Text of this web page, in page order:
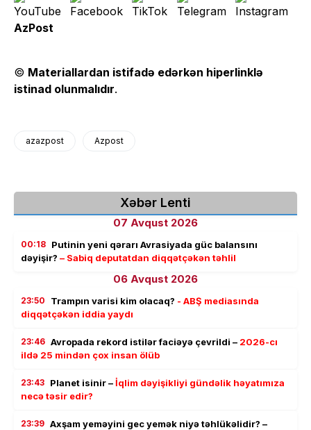
AzPost
© Materiallardan istifadə edərkən hiperlinklə
istinad olunmalıdır.
azazpost Azpost
Xəbər Lenti
07 Avqust 2026
00:18 Putinin yeni qərarı Avrasiyada güc balansını
dəyişir? – Sabiq deputatdan diqqətçəkən təhlil
06 Avqust 2026
23:50 Trampın varisi kim olacaq? - ABŞ mediasında
diqqətçəkən iddia yaydı
23:46 Avropada rekord istilər faciəyə çevrildi – 2026-cı
ildə 25 mindən çox insan ölüb
23:43 Planet isinir –İqlim dəyişikliyi gündəlik həyatımıza
necə təsir edir?
23:39 Axşam yeməyini gec yemək niyə təhlükəlidir? –